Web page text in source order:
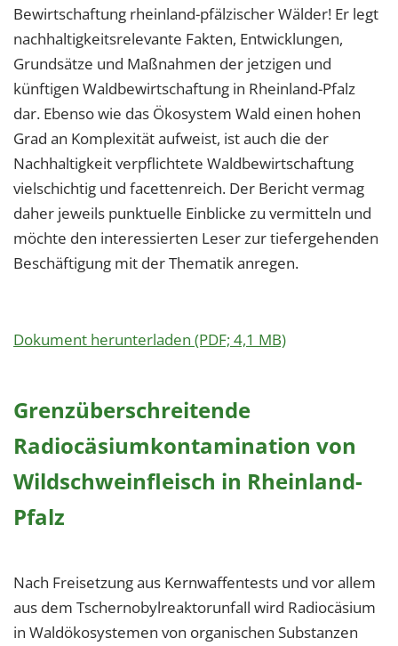
Bewirtschaftung rheinland-pfälzischer Wälder! Er legt
nachhaltigkeitsrelevante Fakten, Entwicklungen,
Grundsätze und Maßnahmen der jetzigen und
künftigen Waldbewirtschaftung in Rheinland-Pfalz
dar. Ebenso wie das Ökosystem Wald einen hohen
Grad an Komplexität aufweist, ist auch die der
Nachhaltigkeit verpflichtete Waldbewirtschaftung
vielschichtig und facettenreich. Der Bericht vermag
daher jeweils punktuelle Einblicke zu vermitteln und
möchte den interessierten Leser zur tiefergehenden
Beschäftigung mit der Thematik anregen.
Dokument herunterladen (PDF; 4,1 MB)
Grenzüberschreitende
Radiocäsiumkontamination von
Wildschweinfleisch in Rheinland-
Pfalz
Nach Freisetzung aus Kernwaffentests und vor allem
aus dem Tschernobylreaktorunfall wird Radiocäsium
in Waldökosystemen von organischen Substanzen